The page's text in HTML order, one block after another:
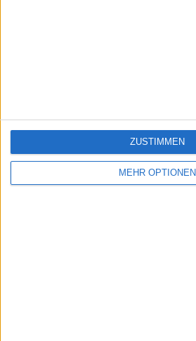
MEHR OPTIONEN
ZUSTIMMEN